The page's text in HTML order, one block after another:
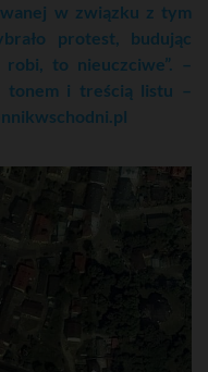
w związku z tym
protest, budując
to nieuczciwe”. –
tonem i treścią listu –